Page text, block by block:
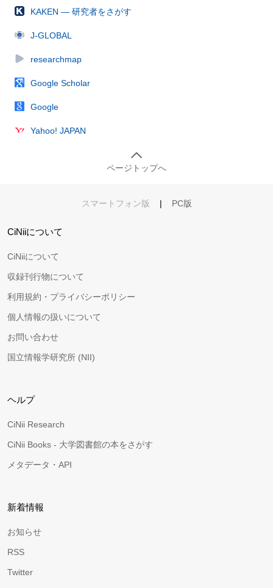
KAKEN — 研究者をさがす
J-GLOBAL
researchmap
Google Scholar
Google
Yahoo! JAPAN
ページトップへ
スマートフォン版 | PC版
CiNiiについて
CiNiiについて
収録刊行物について
利用規約・プライバシーポリシー
個人情報の扱いについて
お問い合わせ
国立情報学研究所 (NII)
ヘルプ
CiNii Research
CiNii Books - 大学図書館の本をさがす
メタデータ・API
新着情報
お知らせ
RSS
Twitter